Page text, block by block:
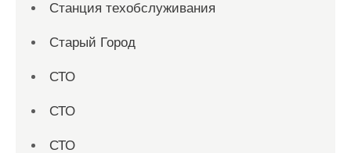
Станция техобслуживания
Старый Город
СТО
СТО
СТО